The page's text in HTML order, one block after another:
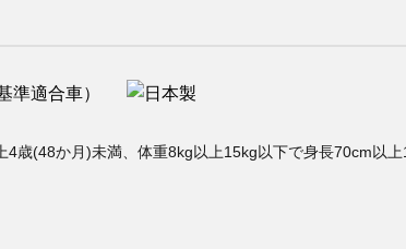
(48か月)未満、体重8kg以上15kg以下で身長70cm以